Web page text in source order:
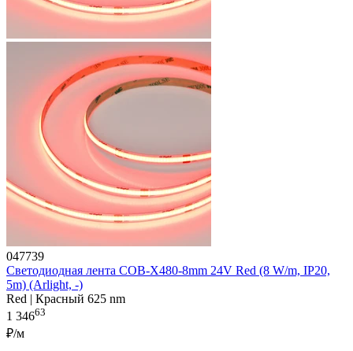
047739
Светодиодная лента COB-X480-8mm 24V Red (8 W/m, IP20,
5m) (Arlight, -)
Red | Красный 625 nm
1 34663
₽/м